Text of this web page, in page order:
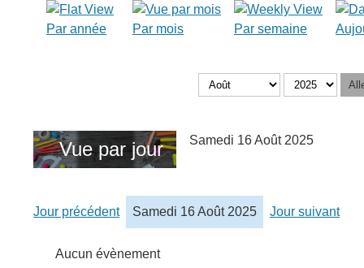
Par année Par mois Par semaine
Vue par jour Samedi 16 Août 2025
Jour précédent Samedi 16 Août 2025 Jour suivant
Aucun évènement